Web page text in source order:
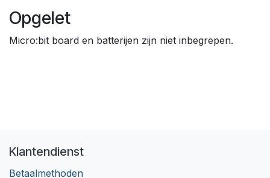
Opgelet
Micro:bit board en batterijen zijn niet inbegrepen.
Klantendienst
Betaalmethoden